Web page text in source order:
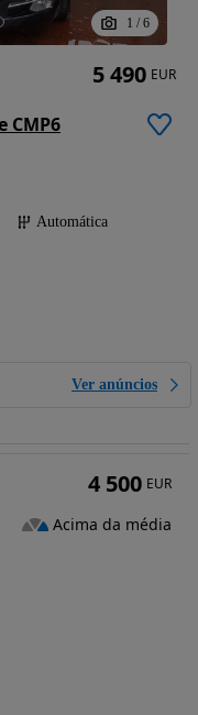
1 / 6
CMP6
Automática
Ver anúncios
5 490 EUR
4 500 EUR
Acima da média